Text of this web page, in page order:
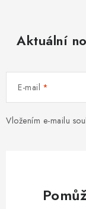
Aktuální
E-mail
Vložením e-mailu